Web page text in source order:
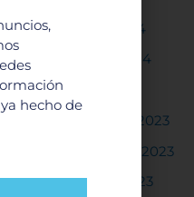
marzo 2024
febrero 2024
diciembre 2023
noviembre 2023
octubre 2023
hecho de